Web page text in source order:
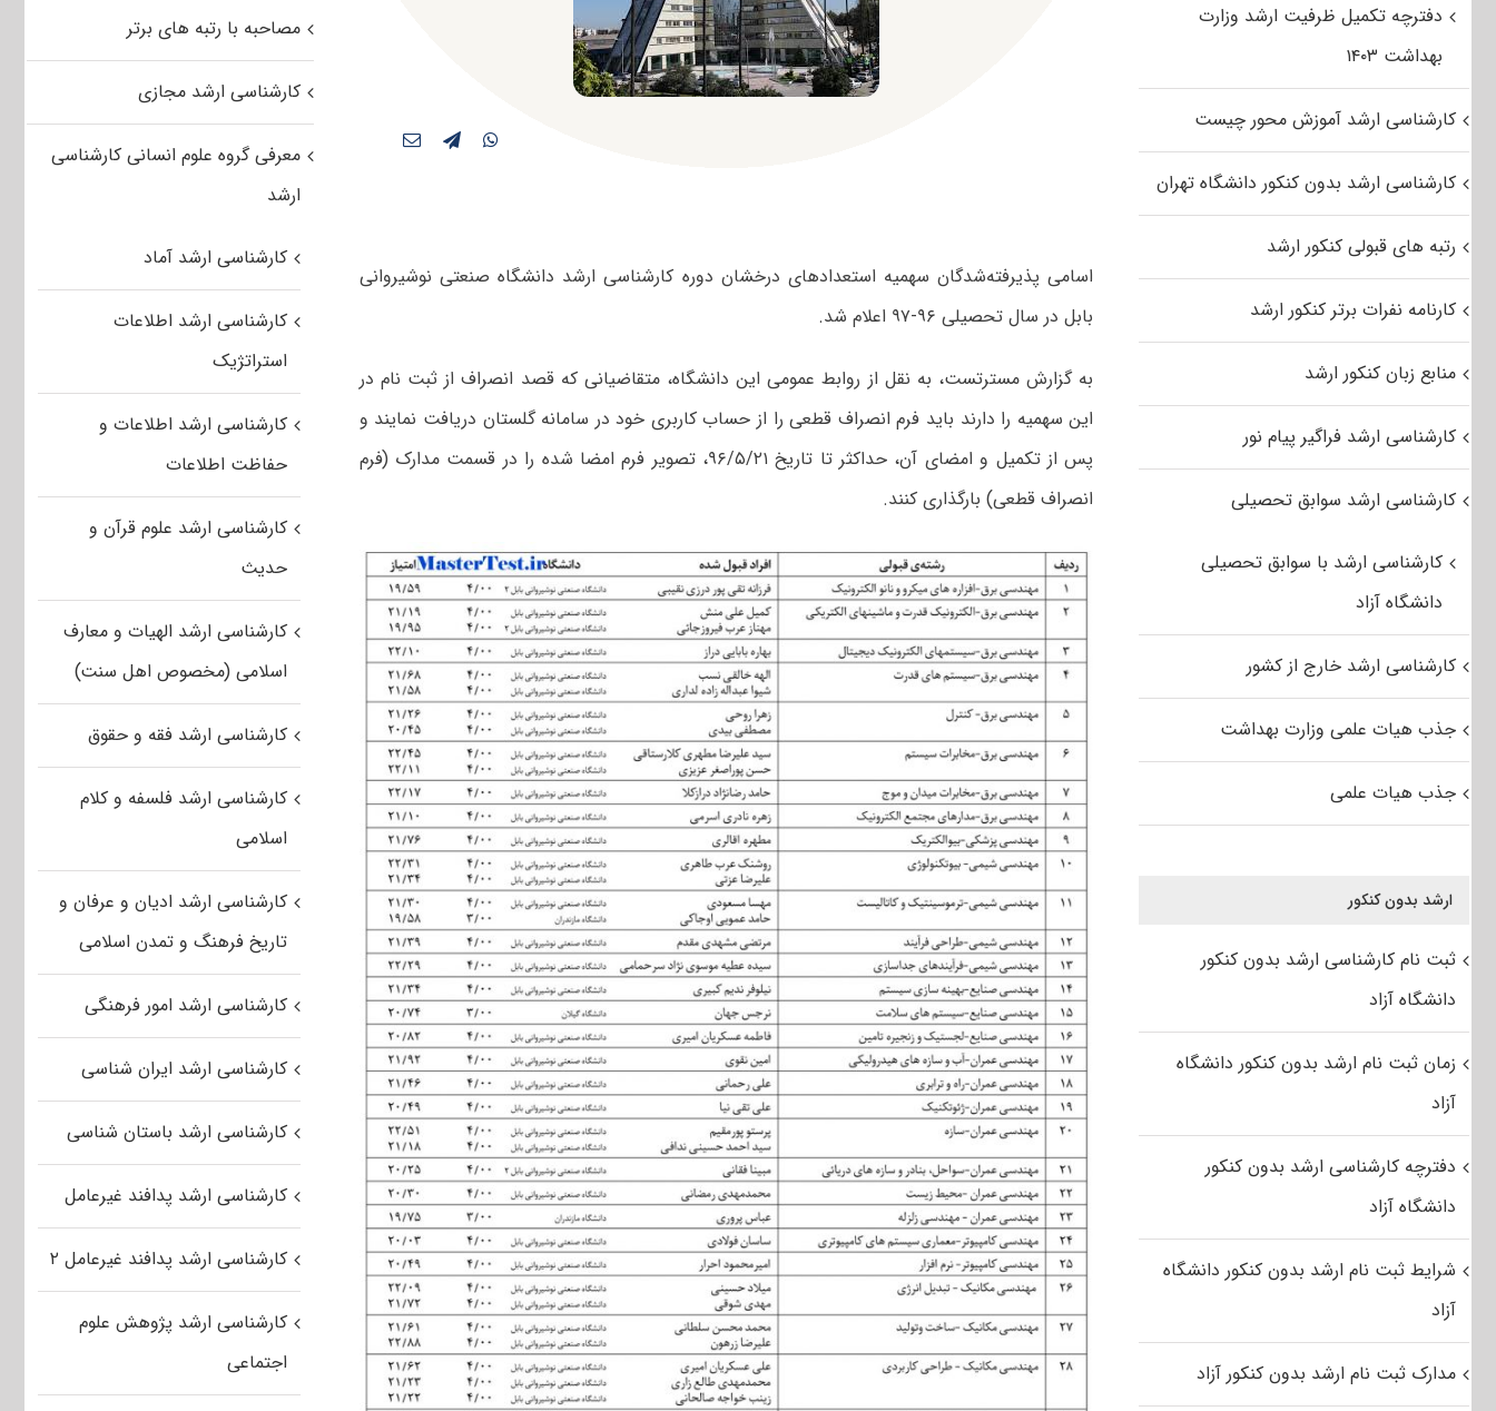
اسامی پذیرفته‌شدگان سهمیه استعدادهای درخشان دوره کارشناسی ارشد دانشگاه صنعتی نوشیروانی
بابل در سال تحصیلی ۹۶-۹۷ اعلام شد.
به گزارش مسترتست، به نقل از روابط عمومی این دانشگاه، متقاضیانی که قصد انصراف از ثبت نام در
این سهمیه را دارند باید فرم انصراف قطعی را از حساب کاربری خود در سامانه گلستان دریافت نمایند و
پس از تکمیل و امضای آن، حداکثر تا تاریخ ۹۶/۵/۲۱، تصویر فرم امضا شده را در قسمت مدارک (فرم
انصراف قطعی) بارگذاری کنند.
مصاحبه با رتبه های برتر
کارشناسی ارشد مجازی
معرفی گروه علوم انسانی کارشناسی
ارشد
کارشناسی ارشد آماد
کارشناسی ارشد اطلاعات
استراتژیک
کارشناسی ارشد اطلاعات و
حفاظت اطلاعات
کارشناسی ارشد علوم قرآن و
حدیث
کارشناسی ارشد الهیات و معارف
اسلامی (مخصوص اهل سنت)
کارشناسی ارشد فقه و حقوق
کارشناسی ارشد فلسفه و کلام
اسلامی
کارشناسی ارشد ادیان و عرفان و
تاریخ فرهنگ و تمدن اسلامی
کارشناسی ارشد امور فرهنگی
کارشناسی ارشد ایران شناسی
کارشناسی ارشد باستان شناسی
کارشناسی ارشد پدافند غیرعامل
کارشناسی ارشد پدافند غیرعامل ۲
کارشناسی ارشد پژوهش علوم
اجتماعی
دفترچه تکمیل ظرفیت ارشد وزارت
بهداشت ۱۴۰۳
کارشناسی ارشد آموزش محور چیست
کارشناسی ارشد بدون کنکور دانشگاه تهران
رتبه های قبولی کنکور ارشد
کارنامه نفرات برتر کنکور ارشد
منابع زبان کنکور ارشد
کارشناسی ارشد فراگیر پیام نور
کارشناسی ارشد سوابق تحصیلی
کارشناسی ارشد با سوابق تحصیلی
دانشگاه آزاد
کارشناسی ارشد خارج از کشور
جذب هیات علمی وزارت بهداشت
جذب هیات علمی
ارشد بدون کنکور
ثبت نام کارشناسی ارشد بدون کنکور
دانشگاه آزاد
زمان ثبت نام ارشد بدون کنکور دانشگاه
آزاد
دفترچه کارشناسی ارشد بدون کنکور
دانشگاه آزاد
شرایط ثبت نام ارشد بدون کنکور دانشگاه
آزاد
مدارک ثبت نام ارشد بدون کنکور آزاد